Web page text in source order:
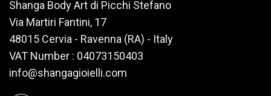
Shanga Body Art di Picchi Stefano
Via Martiri Fantini, 17
48015 Cervia - Ravenna (RA) - Italy
VAT Number : 04073150403
info@shangagioielli.com